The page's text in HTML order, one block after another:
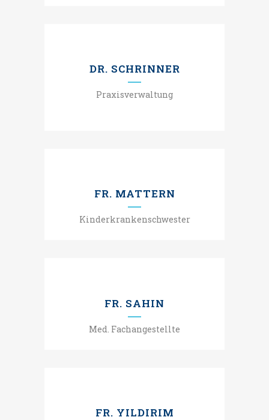
DR. SCHRINNER
Praxisverwaltung
FR. MATTERN
Kinderkrankenschwester
FR. SAHIN
Med. Fachangestellte
FR. YILDIRIM